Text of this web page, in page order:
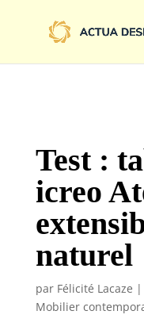
Test :
icreo
naturel
par Félicité Lacaze |
Mobilier